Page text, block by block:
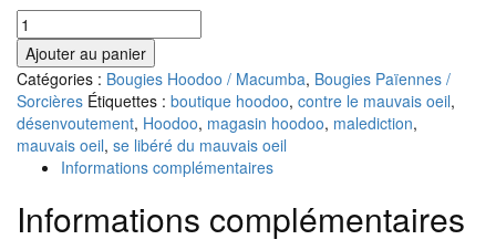
quantité
de
Bougie
chargée,
renvoi
du
mal,
repousse
mauvais
Ajouter au panier
Catégories : Bougies Hoodoo / Macumba, Bougies Païennes /
Sorcières Étiquettes : boutique hoodoo, contre le mauvais oeil,
désenvoutement, Hoodoo, magasin hoodoo, malediction,
mauvais oeil, se libéré du mauvais oeil
Informations complémentaires
Informations complémentaires